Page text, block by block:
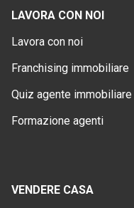
LAVORA CON NOI
Lavora con noi
Franchising immobiliare
Quiz agente immobiliare
Formazione agenti
VENDERE CASA